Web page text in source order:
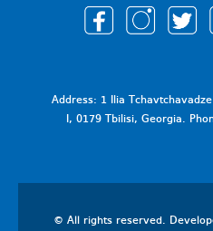
Address: 1 Ilia
I, 0179 Tbilisi, Georgia.
© All rights reserved.